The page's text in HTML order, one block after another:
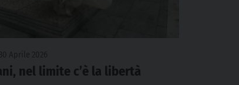
nel limite c’è la libertà